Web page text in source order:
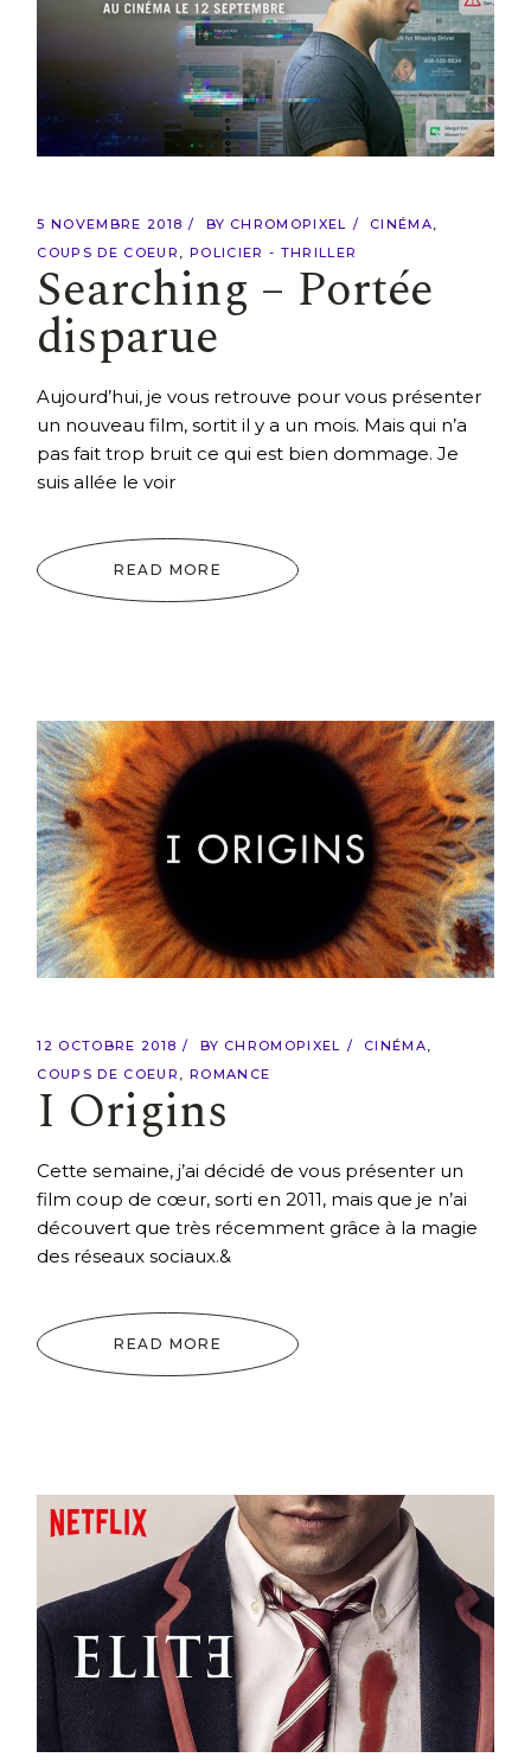
5 NOVEMBRE 2018 BY CHROMOPIXEL
CINÉMA
COUPS DE COEUR
POLICIER - THRILLER
Searching – Portée
disparue
Aujourd’hui, je vous retrouve pour vous présenter
un nouveau film, sortit il y a un mois. Mais qui n’a
pas fait trop bruit ce qui est bien dommage. Je
suis allée le voir
READ MORE
12 OCTOBRE 2018 BY CHROMOPIXEL
CINÉMA
COUPS DE COEUR
ROMANCE
I Origins
Cette semaine, j’ai décidé de vous présenter un
film coup de cœur, sorti en 2011, mais que je n’ai
découvert que très récemment grâce à la magie
des réseaux sociaux.&
READ MORE